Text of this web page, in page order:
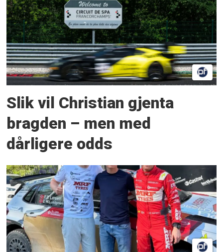
Slik vil Christian gjenta
bragden – men med
dårligere odds